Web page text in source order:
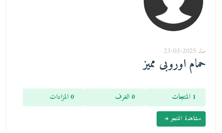
منذ 2025-03-23
حمام اوروبى مميز
1 المنتجات 0 الغرف 0 المزادات
مشاهدة المتجر